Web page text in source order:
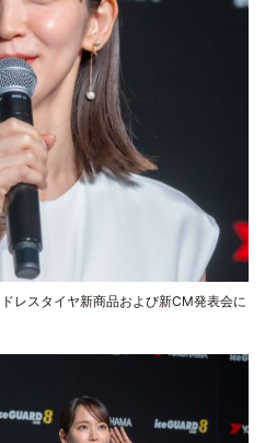
レスタイヤ新商品および新CM発表会に